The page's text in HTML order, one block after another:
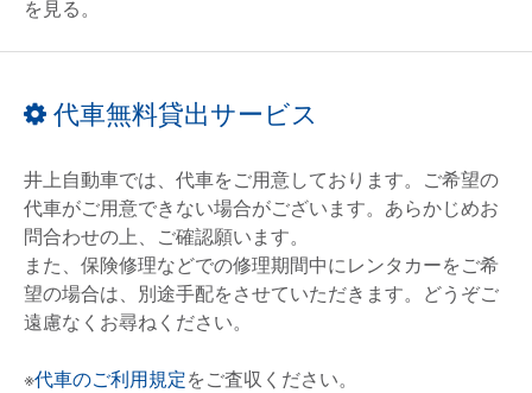
を見る。
代車無料貸出サービス
井上自動車では、代車をご用意しております。ご希望の
代車がご用意できない場合がございます。あらかじめお
問合わせの上、ご確認願います。
また、保険修理などでの修理期間中にレンタカーをご希
望の場合は、別途手配をさせていただきます。どうぞご
遠慮なくお尋ねください。
※代車のご利用規定をご査収ください。